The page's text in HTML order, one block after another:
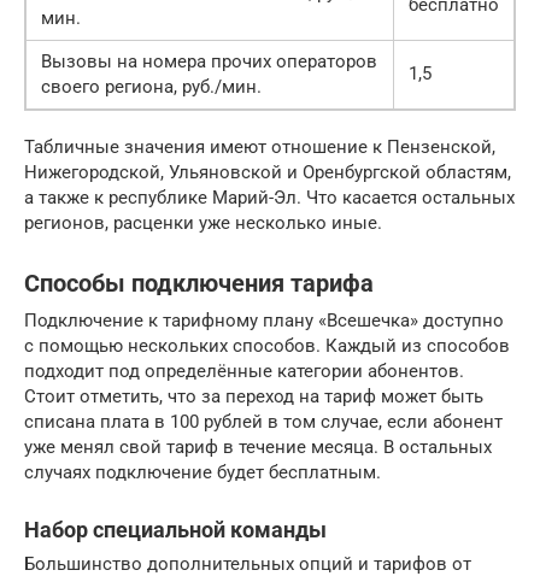
мин.
Вызовы на номера прочих операторов
своего региона, руб./мин.
1,5
Табличные значения имеют отношение к Пензенской,
Нижегородской, Ульяновской и Оренбургской областям,
а также к республике Марий-Эл. Что касается остальных
регионов, расценки уже несколько иные.
Способы подключения тарифа
Подключение к тарифному плану «Всешечка» доступно
с помощью нескольких способов. Каждый из способов
подходит под определённые категории абонентов.
Стоит отметить, что за переход на тариф может быть
списана плата в 100 рублей в том случае, если абонент
уже менял свой тариф в течение месяца. В остальных
случаях подключение будет бесплатным.
Набор специальной команды
Большинство дополнительных опций и тарифов от